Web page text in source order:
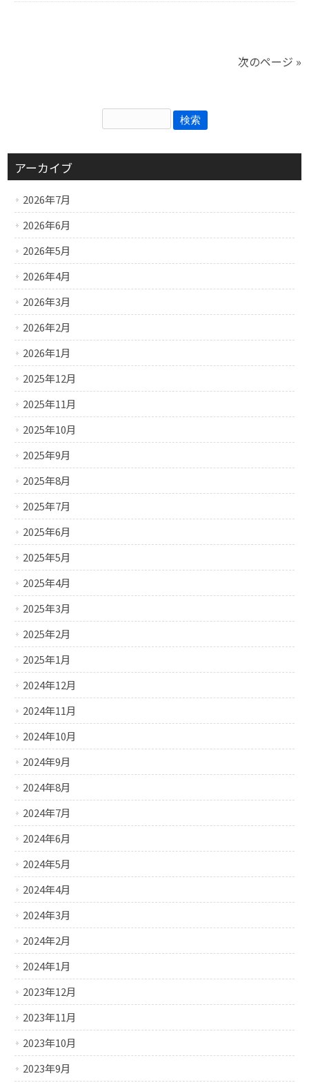
次のページ »
アーカイブ
2026年7月
2026年6月
2026年5月
2026年4月
2026年3月
2026年2月
2026年1月
2025年12月
2025年11月
2025年10月
2025年9月
2025年8月
2025年7月
2025年6月
2025年5月
2025年4月
2025年3月
2025年2月
2025年1月
2024年12月
2024年11月
2024年10月
2024年9月
2024年8月
2024年7月
2024年6月
2024年5月
2024年4月
2024年3月
2024年2月
2024年1月
2023年12月
2023年11月
2023年10月
2023年9月